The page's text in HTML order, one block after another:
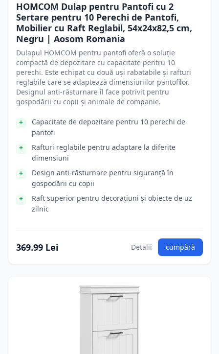
HOMCOM Dulap pentru Pantofi cu 2
Sertare pentru 10 Perechi de Pantofi,
Mobilier cu Raft Reglabil, 54x24x82,5 cm,
Negru | Aosom Romania
Dulapul HOMCOM pentru pantofi oferă o soluție
compactă de depozitare cu capacitate pentru 10
perechi. Este echipat cu două uși rabatabile și rafturi
reglabile care se adaptează dimensiunilor pantofilor.
Designul anti-răsturnare îl face potrivit pentru
gospodării cu copii și animale de companie.
Capacitate de depozitare pentru 10 perechi de
pantofi
Rafturi reglabile pentru adaptare la diferite
dimensiuni
Design anti-răsturnare pentru siguranță în
gospodării cu copii
Raft superior pentru decorațiuni și obiecte de uz
zilnic
369.99 Lei Detalii cumpără